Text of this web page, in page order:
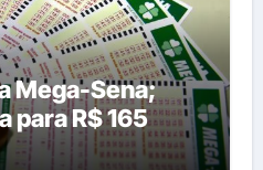
Mega-Sena;
para R$ 165